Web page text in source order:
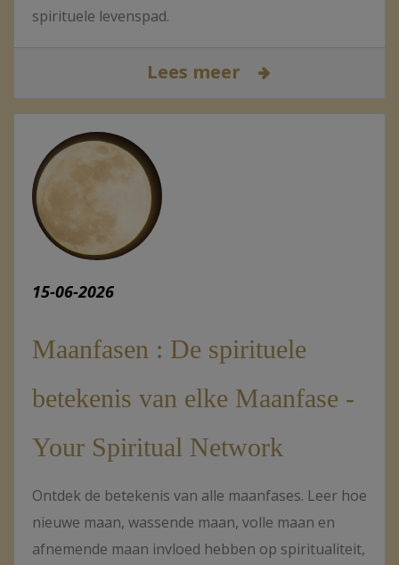
spirituele levenspad.
Lees meer
15-06-2026
Maanfasen : De spirituele
betekenis van elke Maanfase -
Your Spiritual Network
Ontdek de betekenis van alle maanfases. Leer hoe
nieuwe maan, wassende maan, volle maan en
afnemende maan invloed hebben op spiritualiteit,